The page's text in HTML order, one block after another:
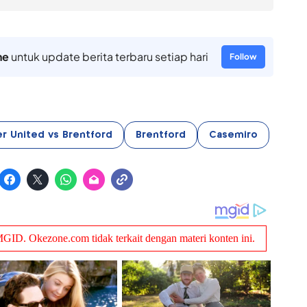
untuk update berita terbaru setiap hari Follow
United vs Brentford Brentford Casemiro